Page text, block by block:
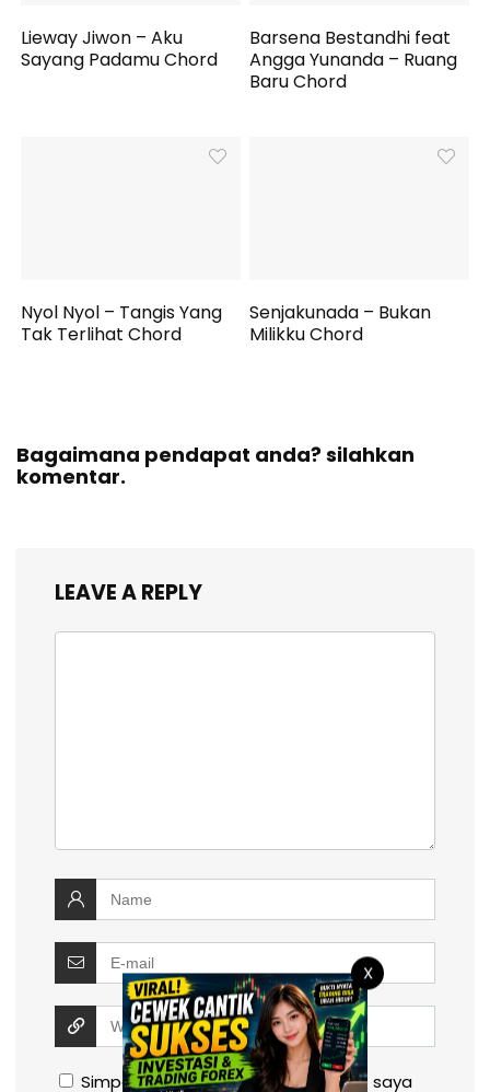
Lieway Jiwon – Aku
Sayang Padamu Chord
Barsena Bestandhi feat
Angga Yunanda – Ruang
Baru Chord
Nyol Nyol – Tangis Yang
Tak Terlihat Chord
Senjakunada – Bukan
Milikku Chord
Bagaimana pendapat anda? silahkan
komentar.
LEAVE A REPLY
Simpan nama, email, dan situs web saya
X